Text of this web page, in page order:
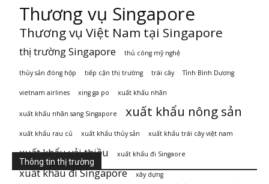
Thương vụ Singapore
Thương vụ Việt Nam tại Singapore
thị trường Singapore thủ công mỹ nghệ
thủy sản đóng hộp tiếp cận thị trường trái cây Tỉnh Bình Dương
vietnam airlines xing ga po xuất khẩu nhãn
xuất khẩu nhãn sang Singapore xuất khẩu nông sản
xuất khẩu rau củ xuất khẩu thủy sản xuất khẩu trái cây việt nam
xuất khẩu vải thiều xuất khẩu đi Singaore
xuất khẩu đi Singapore xây dựng
Thông tin thị trường